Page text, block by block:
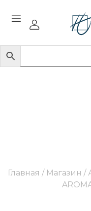
Главная / Магазин /